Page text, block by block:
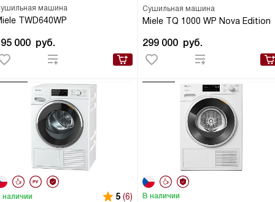
машина
TWD640WP
000 руб.
Сушильная машина
Miele TQ 1000 WP Nova Edition
299 000 руб.
наличии 5 (6) В наличии